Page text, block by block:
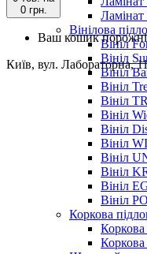
0 грн.
Ваш кошик
Київ, вул. Лабораторна,
Вінілова
Вініл
Вініл
Вініл
Вініл
Вініл
Вініл
Вініл
Вініл
Вініл
Вініл
Вініл
Вініл
Коркова
Коркова